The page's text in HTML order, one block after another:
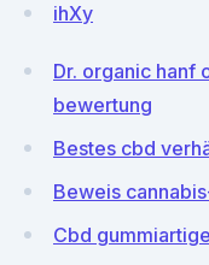
ihXy
Dr. organic hanf
bewertung
Bestes cbd
Beweis
Cbd